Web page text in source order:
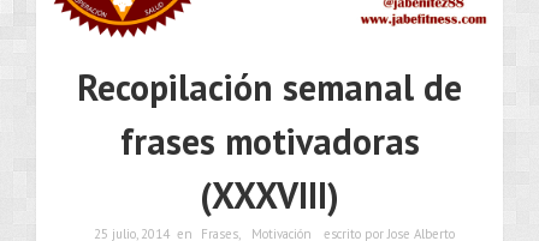
Recopilación semanal de
frases motivadoras
(XXXVIII)
25 julio, 2014 en Frases, Motivación escrito por Jose Alberto